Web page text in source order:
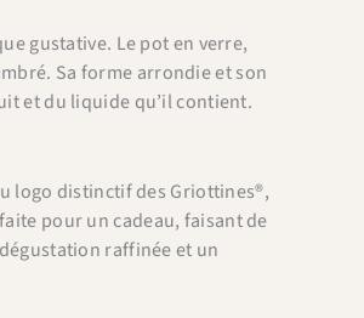
gustative. Le pot en verre,
Sa forme arrondie et son
et du liquide qu’il contient.
logo distinctif des Griottines®,
pour un cadeau, faisant de
raffinée et un